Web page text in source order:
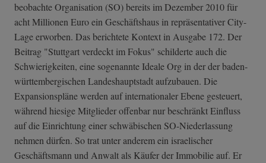
beobachte Organisation (SO) bereits im Dezember 2010 für
acht Millionen Euro ein Geschäftshaus in repräsentativer City-
Lage erworben. Das berichtete Kontext in Ausgabe 172. Der
Beitrag "Stuttgart verdeckt im Fokus" schilderte auch die
Schwierigkeiten, eine sogenannte Ideale Org in der der baden-
württembergischen Landeshauptstadt aufzubauen. Die
Expansionspläne werden auf internationaler Ebene gesteuert,
während hiesige Mitglieder offenbar nur beschränkt Einfluss
auf die Einrichtung einer schwäbischen SO-Niederlassung
nehmen dürfen. So trat unter anderem ein israelischer
Geschäftsmann und Anwalt als Käufer der Immobilie auf. Er